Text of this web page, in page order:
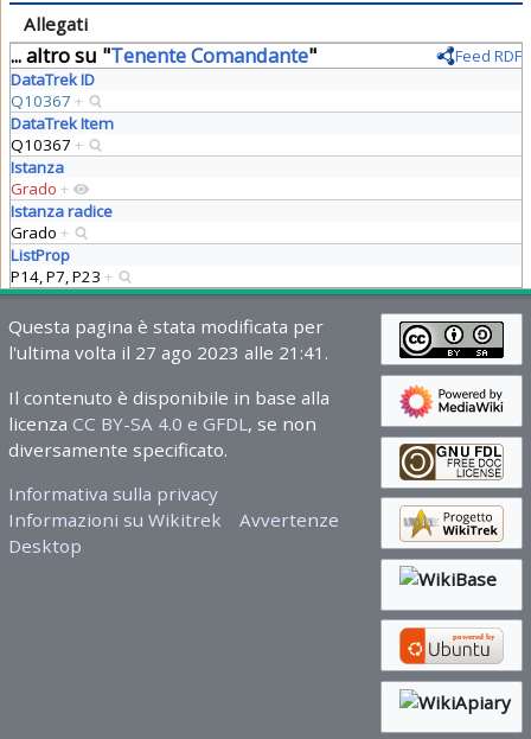
Allegati
... altro su "Tenente Comandante"
Feed RDF
DataTrek ID
Q10367 +
DataTrek Item
Q10367 +
Istanza
Grado +
Istanza radice
Grado +
ListProp
P14, P7, P23 +
Questa pagina è stata modificata per
l'ultima volta il 27 ago 2023 alle 21:41.
Il contenuto è disponibile in base alla
licenza CC BY-SA 4.0 e GFDL , se non
diversamente specificato.
Informativa sulla privacy
Informazioni su Wikitrek
Avvertenze
Desktop